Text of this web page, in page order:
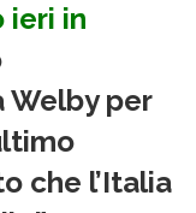
ieri in
Welby per
che l’Italia